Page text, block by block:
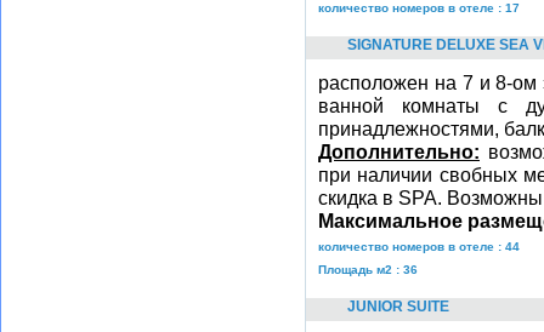
количество номеров в отеле : 17
SIGNATURE DELUXE SEA
расположен на 7 и 8-ом
ванной комнаты с
принадлежностями,
Дополнительно:
при наличии свобных
скидка в SPA.
Максимальное
количество номеров в отеле : 44
Площадь м2 : 36
JUNIOR SUITE